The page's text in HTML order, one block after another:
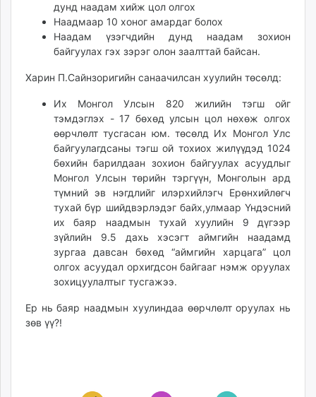
unegui.mn
assa.mn
toim.mn
paparazzi.mn
дунд наадам хийж цол олгох
Наадмаар 10 хоног амардаг болох
Наадам үзэгчдийн дунд наадам зохион
байгуулах гэх зэрэг олон заалттай байсан.
Харин П.Сайнзоригийн санаачилсан хуулийн төсөлд:
Их Монгол Улсын 820 жилийн тэгш ойг
тэмдэглэх - 17 бөхөд улсын цол нөхөж олгох
өөрчлөлт тусгасан юм. төсөлд Их Монгол Улс
байгуулагдсаны тэгш ой тохиох жилүүдэд 1024
бөхийн барилдаан зохион байгуулах асуудлыг
Монгол Улсын төрийн тэргүүн, Монголын ард
түмний эв нэгдлийг илэрхийлэгч Ерөнхийлөгч
тухай бүр шийдвэрлэдэг байх,улмаар Үндэсний
их баяр наадмын тухай хуулийн 9 дүгээр
зүйлийн 9.5 дахь хэсэгт аймгийн наадамд
зургаа давсан бөхөд “аймгийн харцага” цол
олгох асуудал орхигдсон байгааг нэмж оруулах
зохицуулалтыг тусгажээ.
Ер нь баяр наадмын хуулиндаа өөрчлөлт оруулах нь
зөв үү?!